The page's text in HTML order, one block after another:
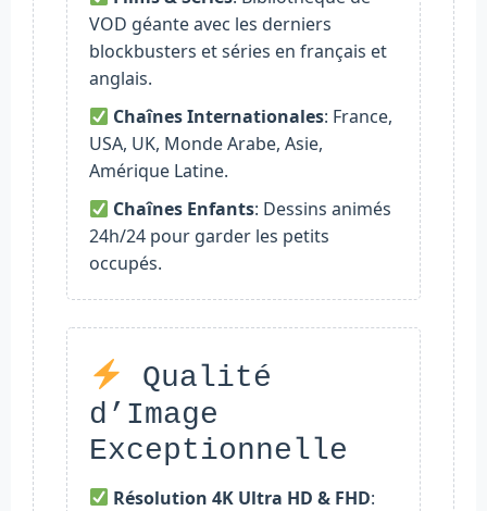
VOD géante avec les derniers
blockbusters et séries en français et
anglais.
Chaînes Internationales: France,
USA, UK, Monde Arabe, Asie,
Amérique Latine.
Chaînes Enfants: Dessins animés
24h/24 pour garder les petits
occupés.
Qualité
d’Image
Exceptionnelle
Résolution 4K Ultra HD & FHD: